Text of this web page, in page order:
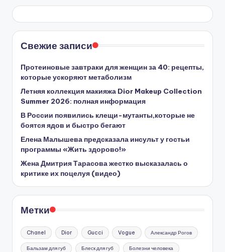
Свежие записи
Протеиновые завтраки для женщин за 40: рецепты,
которые ускоряют метаболизм
Летняя коллекция макияжа Dior Makeup Collection
Summer 2026: полная информация
В России появились клещи-мутанты,которые не
боятся ядов и быстро бегают
Елена Малышева предсказала инсульт у гостьи
программы «Жить здорово!»
Жена Дмитрия Тарасова жестко высказалась о
критике их поцелуя (видео)
Метки
Chanel Dior Gucci Vogue Александр Рогов
Бальзам для губ Блеск для губ Болезни человека